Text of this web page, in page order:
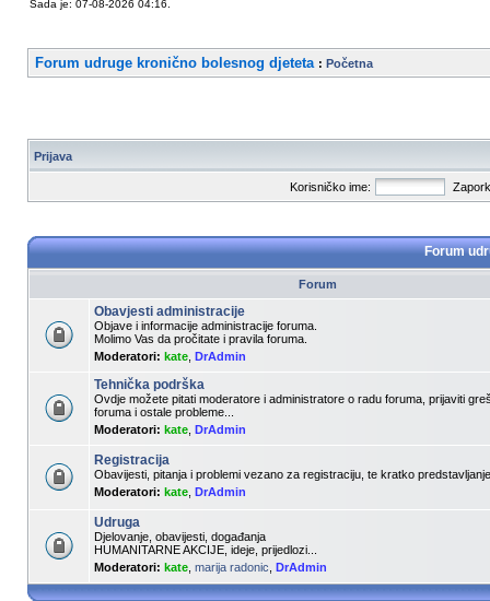
Sada je: 07-08-2026 04:16.
Forum udruge kronično bolesnog djeteta : Početna
Prijava
Korisničko ime:
Forum
Forum
Obavjesti administracije
Objave i informacije administracije foruma.
Molimo Vas da pročitate i pravila foruma.
Moderatori: kate DrAdmin
Tehnička podrška
Ovdje možete pitati moderatore i administratore o radu foruma, prijaviti
foruma i ostale probleme...
Moderatori: kate DrAdmin
Registracija
Obavijesti, pitanja i problemi vezano za registraciju, te kratko
Moderatori: kate DrAdmin
Udruga
Djelovanje, obavijesti, događanja
HUMANITARNE AKCIJE, ideje, prijedlozi...
Moderatori: kate marija radonic DrAdmin